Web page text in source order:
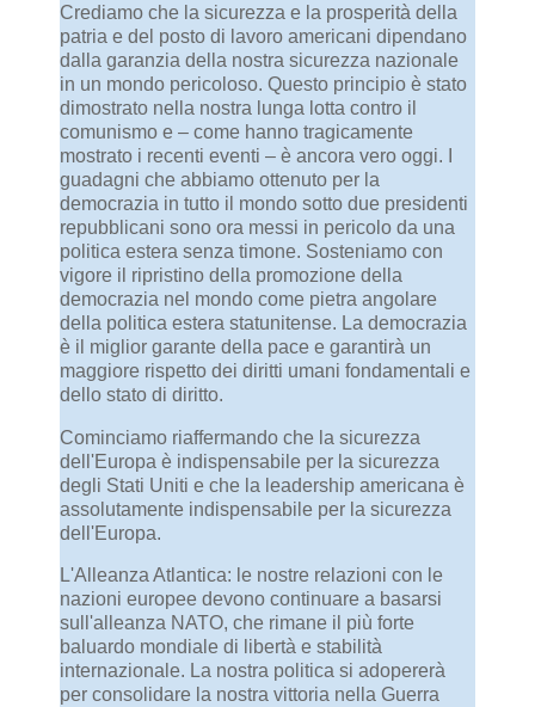
Crediamo che la sicurezza e la prosperità della
patria e del posto di lavoro americani dipendano
dalla garanzia della nostra sicurezza nazionale
in un mondo pericoloso. Questo principio è stato
dimostrato nella nostra lunga lotta contro il
comunismo e – come hanno tragicamente
mostrato i recenti eventi – è ancora vero oggi. I
guadagni che abbiamo ottenuto per la
democrazia in tutto il mondo sotto due presidenti
repubblicani sono ora messi in pericolo da una
politica estera senza timone. Sosteniamo con
vigore il ripristino della promozione della
democrazia nel mondo come pietra angolare
della politica estera statunitense. La democrazia
è il miglior garante della pace e garantirà un
maggiore rispetto dei diritti umani fondamentali e
dello stato di diritto.
Cominciamo riaffermando che la sicurezza
dell'Europa è indispensabile per la sicurezza
degli Stati Uniti e che la leadership americana è
assolutamente indispensabile per la sicurezza
dell'Europa.
L'Alleanza Atlantica: le nostre relazioni con le
nazioni europee devono continuare a basarsi
sull'alleanza NATO, che rimane il più forte
baluardo mondiale di libertà e stabilità
internazionale. La nostra politica si adopererà
per consolidare la nostra vittoria nella Guerra